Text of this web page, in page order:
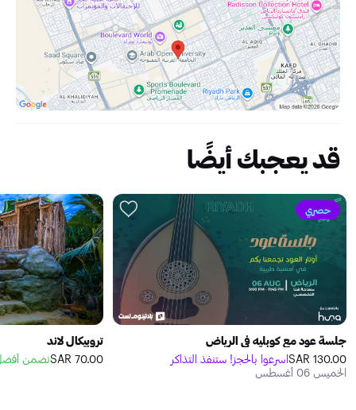
قد يعجبك أيضًا
حصري
جلسة عود مع كوبليه في الرياض
130.00 SAR
اسرعوا بالحجز! ستنفذ التذاكر
الخميس 06 أغسطس
تروبيكال لاند
70.00 SAR
نضمن